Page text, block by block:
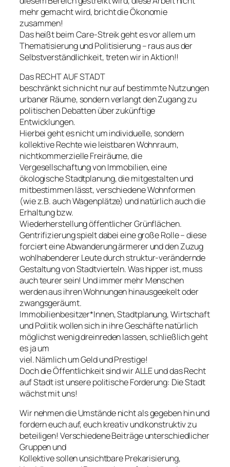
mehr gemacht wird, bricht die Ökonomie
zusammen!
Das heißt beim Care-Streik geht es vor allem um
Thematisierung und Politisierung – raus aus der
Selbstverständlichkeit, treten wir in Aktion!!
Das RECHT AUF STADT
beschränkt sich nicht nur auf bestimmte Nutzungen
urbaner Räume, sondern verlangt den Zugang zu
politischen Debatten über zukünftige
Entwicklungen.
Hierbei geht es nicht um individuelle, sondern
kollektive Rechte wie leistbaren Wohnraum,
nichtkommerzielle Freiräume, die
Vergesellschaftung von Immobilien, eine
ökologische Stadtplanung, die mitgestalten und
mitbestimmen lässt, verschiedene Wohnformen
(wie z.B. auch Wagenplätze) und natürlich auch die
Erhaltung bzw.
Wiederherstellung öffentlicher Grünflächen.
Gentrifizierung spielt dabei eine große Rolle – diese
forciert eine Abwanderung ärmerer und den Zuzug
wohlhabenderer Leute durch struktur-verändernde
Gestaltung von Stadtvierteln. Was hipper ist, muss
auch teurer sein! Und immer mehr Menschen
werden aus ihren Wohnungen hinausgeekelt oder
zwangsgeräumt.
Immobilienbesitzer*Innen, Stadtplanung, Wirtschaft
und Politik wollen sich in ihre Geschäfte natürlich
möglichst wenig dreinreden lassen, schließlich geht
es ja um
viel. Nämlich um Geld und Prestige!
Doch die Öffentlichkeit sind wir ALLE und das Recht
auf Stadt ist unsere politische Forderung: Die Stadt
wächst mit uns!
Wir nehmen die Umstände nicht als gegeben hin und
fordern euch auf, euch kreativ und konstruktiv zu
beteiligen! Verschiedene Beiträge unterschiedlicher
Gruppen und
Kollektive sollen unsichtbare Prekarisierung,